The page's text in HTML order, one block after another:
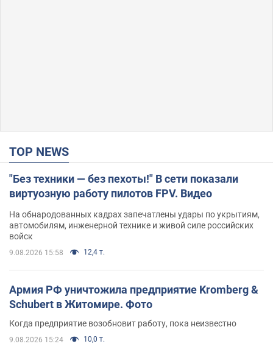
TOP NEWS
"Без техники — без пехоты!" В сети показали
виртуозную работу пилотов FPV. Видео
На обнародованных кадрах запечатлены удары по укрытиям,
автомобилям, инженерной технике и живой силе российских
войск
9.08.2026 15:58 12,4 т.
Армия РФ уничтожила предприятие Kromberg &
Schubert в Житомире. Фото
Когда предприятие возобновит работу, пока неизвестно
9.08.2026 15:24 10,0 т.